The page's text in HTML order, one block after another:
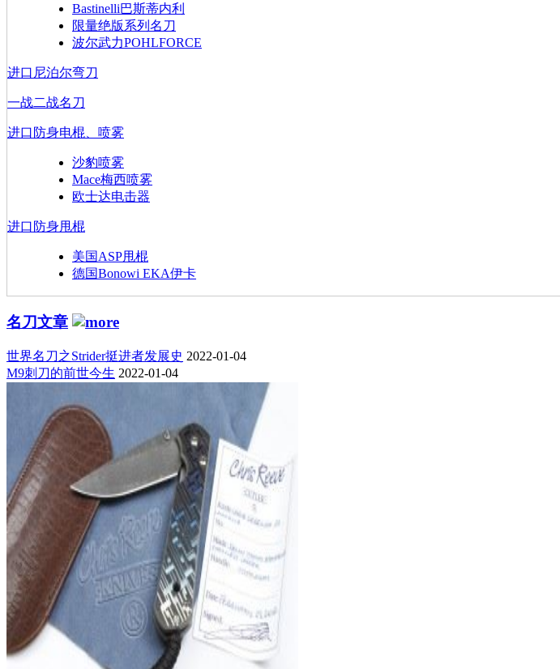
Bastinelli巴斯蒂内利
限量绝版系列名刀
波尔武力POHLFORCE
进口尼泊尔弯刀
一战二战名刀
进口防身电棍、喷雾
沙豹喷雾
Mace梅西喷雾
欧士达电击器
进口防身甩棍
美国ASP甩棍
德国Bonowi EKA伊卡
名刀文章
世界名刀之Strider挺进者发展史 2022-01-04
M9刺刀的前世今生 2022-01-04